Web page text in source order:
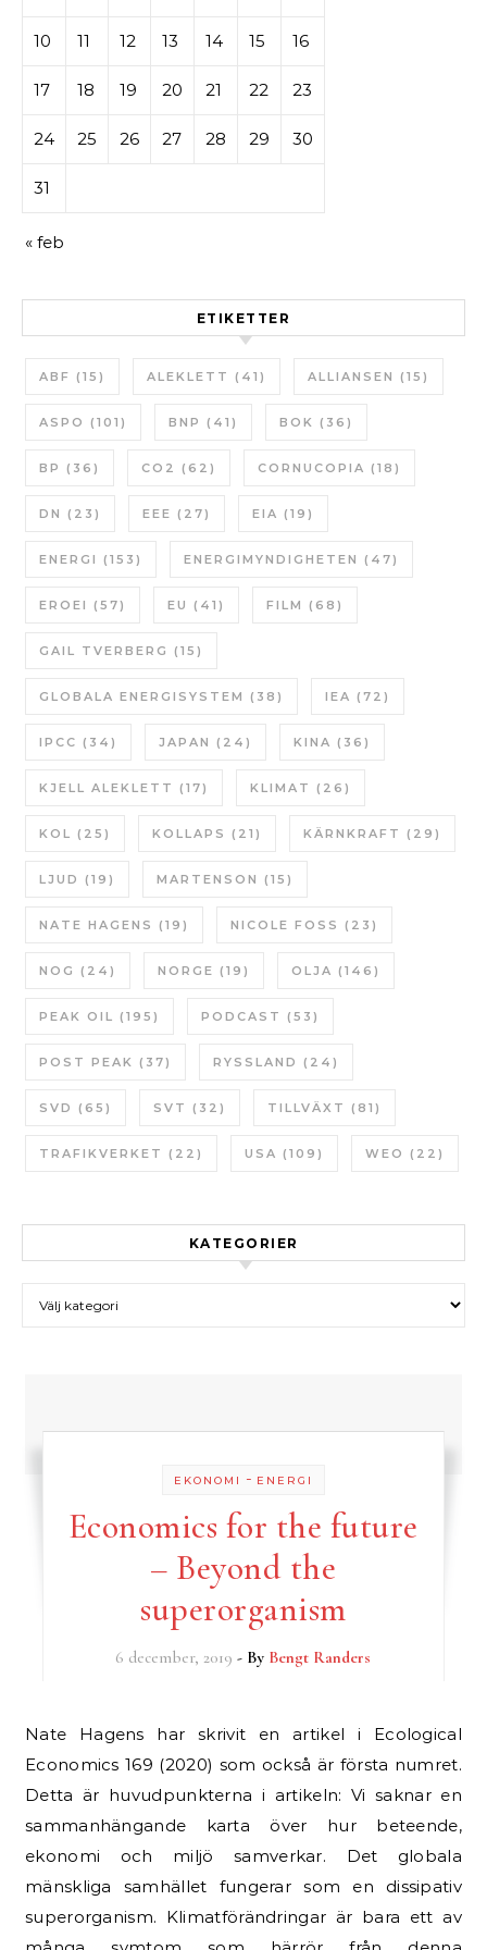
10 11 12 13 14 15 16
17 18 19 20 21 22 23
24 25 26 27 28 29 30
31
« feb
ETIKETTER
ABF (15) ALEKLETT (41) ALLIANSEN (15)
ASPO (101) BNP (41) BOK (36)
BP (36) CO2 (62) CORNUCOPIA (18)
DN (23) EEE (27) EIA (19)
ENERGI (153) ENERGIMYNDIGHETEN (47)
EROEI (57) EU (41) FILM (68)
GAIL TVERBERG (15)
GLOBALA ENERGISYSTEM (38) IEA (72)
IPCC (34) JAPAN (24) KINA (36)
KJELL ALEKLETT (17) KLIMAT (26)
KOL (25) KOLLAPS (21) KÄRNKRAFT (29)
LJUD (19) MARTENSON (15)
NATE HAGENS (19) NICOLE FOSS (23)
NOG (24) NORGE (19) OLJA (146)
PEAK OIL (195) PODCAST (53)
POST PEAK (37) RYSSLAND (24)
SVD (65) SVT (32) TILLVÄXT (81)
TRAFIKVERKET (22) USA (109) WEO (22)
KATEGORIER
EKONOMI - ENERGI
Economics for the future
– Beyond the
superorganism
6 december, 2019 - By Bengt Randers
Nate Hagens har skrivit en artikel i Ecological
Economics 169 (2020) som också är första numret.
Detta är huvudpunkterna i artikeln: Vi saknar en
sammanhängande karta över hur beteende,
ekonomi och miljö samverkar. Det globala
mänskliga samhället fungerar som en dissipativ
superorganism. Klimatförändringar är bara ett av